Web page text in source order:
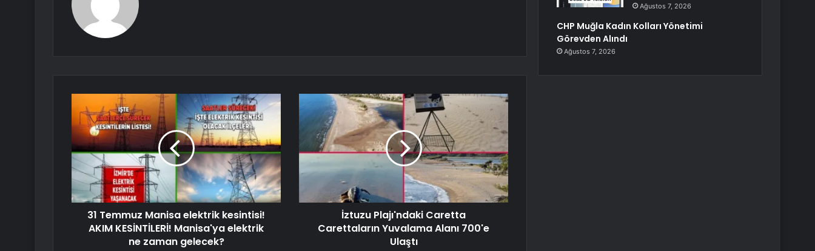
31 Temmuz Manisa elektrik kesintisi!
AKIM KESİNTİLERİ! Manisa'ya elektrik
ne zaman gelecek?
İztuzu Plajı'ndaki Caretta
Carettaların Yuvalama Alanı 700'e
Ulaştı
Ağustos 7, 2026
CHP Muğla Kadın Kolları Yönetimi
Görevden Alındı
Ağustos 7, 2026